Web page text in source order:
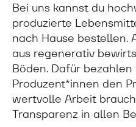
Bei uns kannst du
produzierte
nach Hause bestellen.
aus regenerativ
Böden. Dafür bezahlen
Produzent*innen den
wertvolle Arbeit
Transparenz in allen